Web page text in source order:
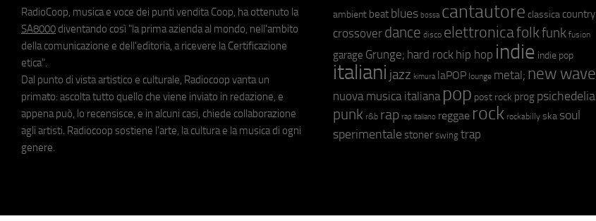
RadioCoop, musica e voce dei punti vendita Coop, ha ottenuto la
SA8000 diventando così "la prima azienda al mondo, nell'ambito
della comunicazione e dell'editoria, a ricevere la Certificazione
etica".
Dal punto di vista artistico e culturale, Radiocoop vanta un
primato: ascolta tutto quello che viene inviato in redazione, e
appena può, lo recensisce, e in alcuni casi, chiede collaborazione
agli artisti. Radiocoop sostiene l'arte, la cultura e la musica di ogni
genere.
ambient beat blues bossa cantautore classica country
crossover dance disco elettronicafolkfunk fusion
garage Grunge; hard rock hip hop indie indie pop
italiani jazz kimura laPOP lounge metal; new wave
nuova musica italiana pop post rock prog psichedelia
punk r&b rap rap italiano reggae rock rockabilly ska soul
sperimentale stoner swing trap